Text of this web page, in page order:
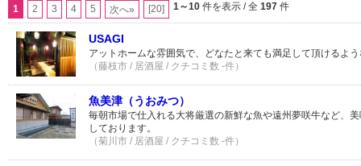
1 2 3 4 5 次へ» [20] 1～10 件を表示 / 全 197 件
USAGI
アットホームな雰囲気で、どなたと来ても満足して頂けるよ
（藤枝市 / 居酒屋 / クチコミ数 -件）
魚美津（うおみつ）
毎朝市場で仕入れる大将厳選の新鮮な魚や遠州夢咲牛など、
しております。
（菊川市 / 居酒屋 / クチコミ数 -件）